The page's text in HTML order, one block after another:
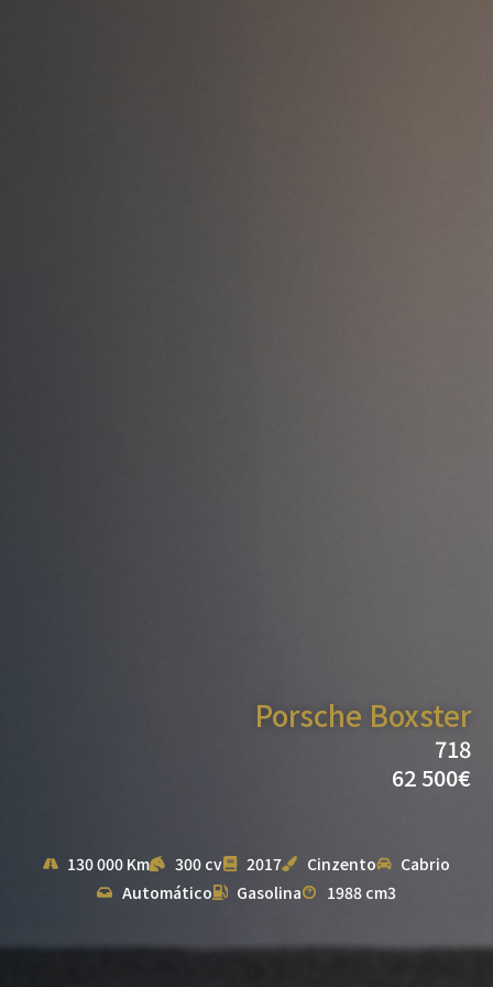
Porsche Boxster
718
62 500€
130 000 Km 300 cv 2017 Cinzento
Cabrio
Automático
Gasolina 1988 cm3